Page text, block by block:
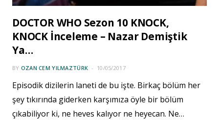
DOCTOR WHO Sezon 10 KNOCK,
KNOCK İnceleme – Nazar Demiştik
Ya…
BY OZAN CEM YILMAZTÜRK 10/05/2017
Episodik dizilerin laneti de bu işte. Birkaç bölüm her
şey tıkırında giderken karşımıza öyle bir bölüm
çıkabiliyor ki, ne heves kalıyor ne heyecan. Ne…